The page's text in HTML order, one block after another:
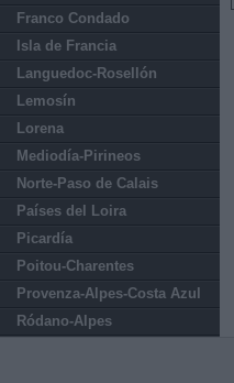
Franco Condado
Isla de Francia
Languedoc-Rosellón
Lemosín
Lorena
Mediodía-Pirineos
Norte-Paso de Calais
Países del Loira
Picardía
Poitou-Charentes
Provenza-Alpes-Costa Azul
Ródano-Alpes